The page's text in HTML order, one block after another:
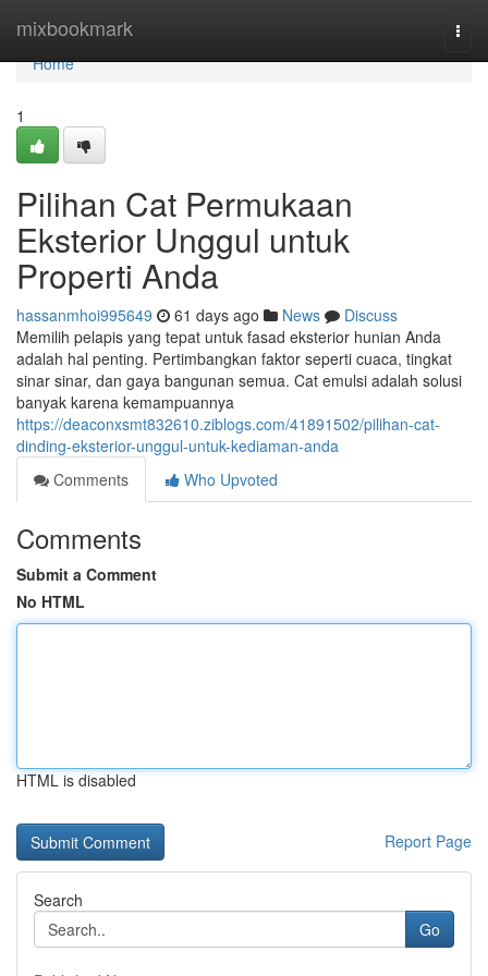
mixbookmark
Home
Home
1
Pilihan Cat Permukaan
Eksterior Unggul untuk
Properti Anda
hassanmhoi995649 61 days ago News
Discuss
Memilih pelapis yang tepat untuk fasad eksterior hunian Anda
adalah hal penting. Pertimbangkan faktor seperti cuaca, tingkat
sinar sinar, dan gaya bangunan semua. Cat emulsi adalah solusi
banyak karena kemampuannya
https://deaconxsmt832610.ziblogs.com/41891502/pilihan-cat-
dinding-eksterior-unggul-untuk-kediaman-anda
Comments
Who Upvoted
Comments
Submit a Comment
No HTML
HTML is disabled
Report Page
Search
Go